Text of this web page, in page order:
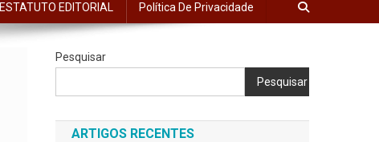
ESTATUTO EDITORIAL Política De Privacidade
Pesquisar
Pesquisar
ARTIGOS RECENTES